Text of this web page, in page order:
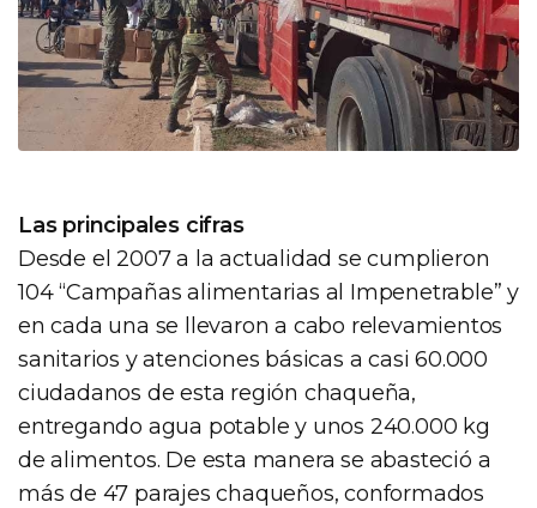
Las principales cifras
Desde el 2007 a la actualidad se cumplieron
104 “Campañas alimentarias al Impenetrable” y
en cada una se llevaron a cabo relevamientos
sanitarios y atenciones básicas a casi 60.000
ciudadanos de esta región chaqueña,
entregando agua potable y unos 240.000 kg
de alimentos. De esta manera se abasteció a
más de 47 parajes chaqueños, conformados